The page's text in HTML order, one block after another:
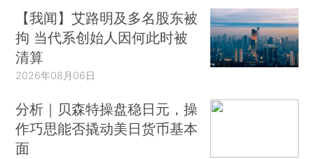
【我闻】艾路明及多名股东被
拘 当代系创始人因何此时被
清算
2026年08月06日
分析｜贝森特操盘稳日元，操
作巧思能否撬动美日货币基本
面